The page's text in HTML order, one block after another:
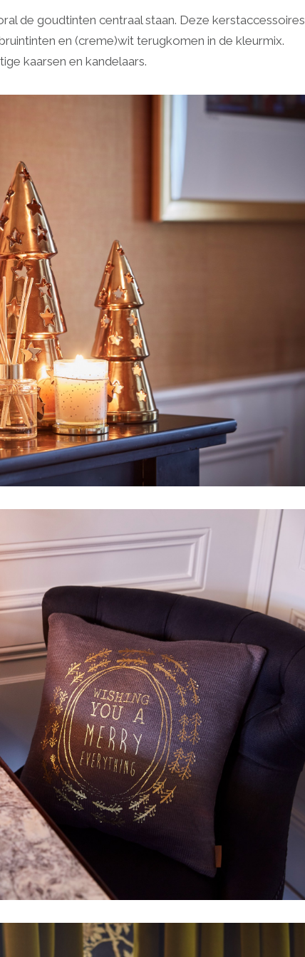
de goudtinten centraal staan. Deze kerstaccessoires
en (creme)wit terugkomen in de kleurmix.
kaarsen en kandelaars.